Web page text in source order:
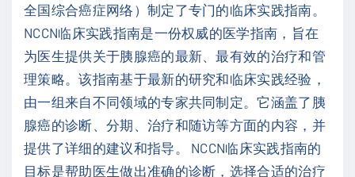
2
0
2
3
.
V
3
）
全国综合癌症网络）制定了专门的临床实践指南。
NCCN临床实践指南是一份权威的医学指南，旨在
为医生提供关于胰腺癌的最新、最有效的治疗和管
理策略。该指南基于最新的研究和临床实践经验，
由一组来自不同领域的专家共同制定。它涵盖了胰
腺癌的诊断、分期、治疗和随访等方面的内容，并
提供了详细的建议和指导。 NCCN临床实践指南的
目标是帮助医生做出准确的诊断，选择合适的治疗